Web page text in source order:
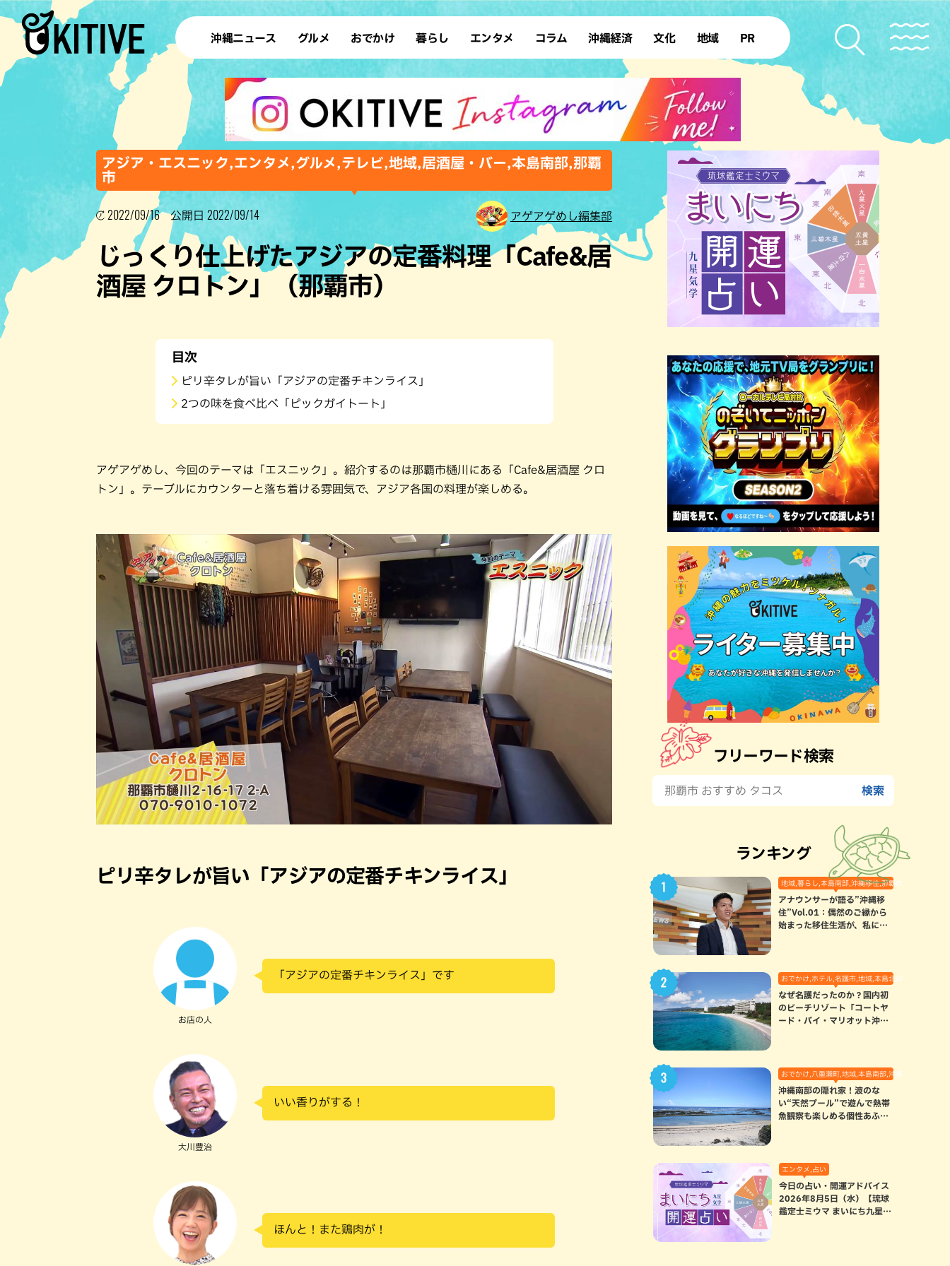
沖縄ニュース グルメ
ラーメン 沖縄そば
テイクアウト カフェ
すし・魚料理 和食・日本料理
沖縄料理 アジア・エスニック
ステーキ・焼肉
その他の肉料理 居酒屋・バー
ブッフェ・バイキング
おでかけ
デート ドライブ
散歩 ソロ活
歴史 体験
ホテル
沖縄の海
暮らし
レシピ SDGs
ファッション ローカルニュース
沖縄移住 沖縄旧暦行事
エンタメ
スポーツ 占い
タレント・芸人 テレビ
コラム 沖縄経済 文化
復帰50年
地域
本島北部
本島南部 先島諸島
北部離島
PR
アジア・エスニック,エンタメ,グルメ,テレビ,地域,居酒屋・バー,本島南部,那覇
市
2022/09/16 公開日 2022/09/14 アゲアゲめし編集部
じっくり仕上げたアジアの定番料理「Cafe&居
酒屋 クロトン」（那覇市）
目次
ピリ辛タレが旨い「アジアの定番チキンライス」
2つの味を食べ比べ「ピックガイトート」
アゲアゲめし、今回のテーマは「エスニック」。紹介するのは那覇市樋川にある「Cafe&居酒屋 クロ
トン」。テーブルにカウンターと落ち着ける雰囲気で、アジア各国の料理が楽しめる。
ピリ辛タレが旨い「アジアの定番チキンライス」
お店の人
「アジアの定番チキンライス」です
大川豊治
いい香りがする！
ほんと！また鶏肉が！
フリーワード検索
ランキング
地域,暮らし,本島南部,沖縄移住,那覇市
アナウンサーが語る”沖縄移
住”Vol.01：偶然のご縁から
始まった移住生活が、私にと
おでかけ,ホテル,名護市,地域,本島北部
なぜ名護だったのか？国内初
のビーチリゾート「コートヤ
ード・バイ・マリオット沖縄
おでかけ,八重瀬町,地域,本島南部,沖縄の海,自然
沖縄南部の隠れ家！波のな
い“天然プール”で遊んで熱帯
魚観察も楽しめる個性あふれ
エンタメ,占い
今日の占い・開運アドバイス
2026年8月5日（水）【琉球
鑑定士ミウマ まいにち九星気